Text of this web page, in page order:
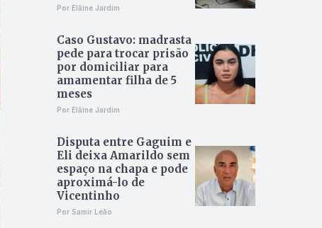
Por Elâine Jardim
Caso Gustavo: madrasta
pede para trocar prisão
por domiciliar para
amamentar filha de 5
meses
Por Elâine Jardim
Disputa entre Gaguim e
Eli deixa Amarildo sem
espaço na chapa e pode
aproximá-lo de
Vicentinho
Por Samir Leão